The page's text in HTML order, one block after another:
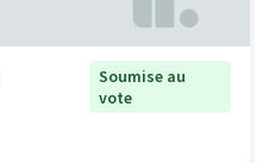
Soumise au
vote